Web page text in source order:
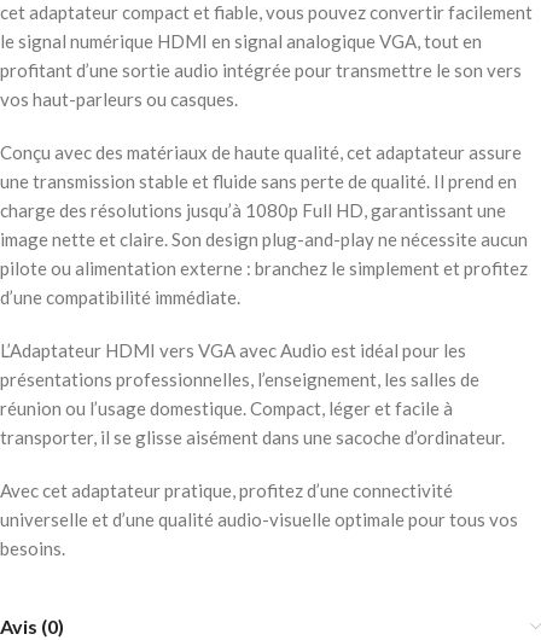
cet adaptateur compact et fiable, vous pouvez convertir facilement
le signal numérique HDMI en signal analogique VGA, tout en
profitant d’une sortie audio intégrée pour transmettre le son vers
vos haut-parleurs ou casques.
Conçu avec des matériaux de haute qualité, cet adaptateur assure
une transmission stable et fluide sans perte de qualité. Il prend en
charge des résolutions jusqu’à 1080p Full HD, garantissant une
image nette et claire. Son design plug-and-play ne nécessite aucun
pilote ou alimentation externe : branchez le simplement et profitez
d’une compatibilité immédiate.
L’Adaptateur HDMI vers VGA avec Audio est idéal pour les
présentations professionnelles, l’enseignement, les salles de
réunion ou l’usage domestique. Compact, léger et facile à
transporter, il se glisse aisément dans une sacoche d’ordinateur.
Avec cet adaptateur pratique, profitez d’une connectivité
universelle et d’une qualité audio-visuelle optimale pour tous vos
besoins.
Avis (0)